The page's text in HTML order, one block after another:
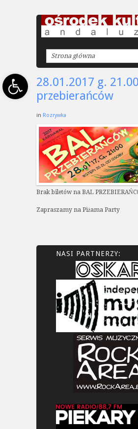
Open toolbar28.01.2017 g.
przebierańców
in Rozrywka
Brak biletów na BAL
Zapraszamy na Piżama Party
NASI PARTNERZY: